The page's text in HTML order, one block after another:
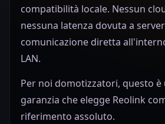
compatibilità locale. Nessun
nessuna latenza dovuta a
comunicazione diretta
LAN.
Per noi domotizzatori, questo
garanzia che elegge Reolink
riferimento assoluto.